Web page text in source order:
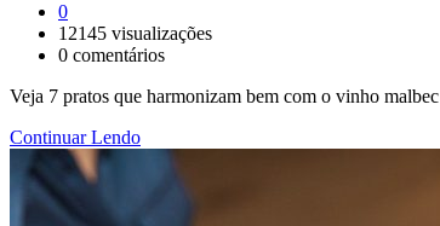
0
12145 visualizações
0 comentários
Veja 7 pratos que harmonizam bem com o vinho malbec
Continuar Lendo